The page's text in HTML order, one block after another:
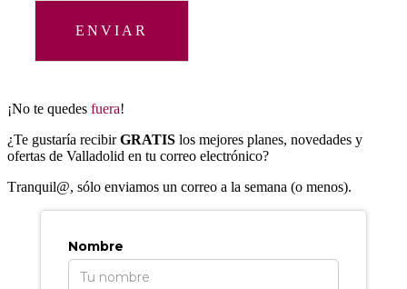
ENVIAR
¡No te quedes fuera!
¿Te gustaría recibirGRATIS los mejores planes, novedades y
ofertas de Valladolid en tu correo electrónico?
Tranquil@, sólo enviamos un correo a la semana (o menos).